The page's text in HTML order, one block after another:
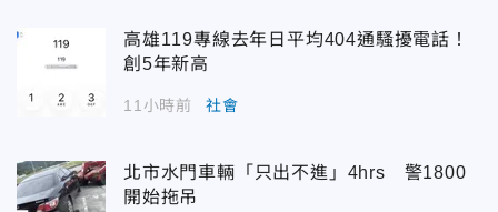
高雄119專線去年日平均404通騷擾電話！
創5年新高
11小時前 社會
北市水門車輛「只出不進」4hrs 警1800
開始拖吊